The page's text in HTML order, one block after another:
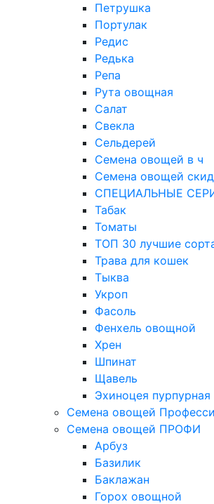
Петрушка
Портулак
Редис
Редька
Репа
Рута овощная
Салат
Свекла
Сельдерей
Семена овощей в ч
Семена овощей
СПЕЦИАЛЬНЫЕ
Табак
Томаты
ТОП 30 лучшие
Трава для кошек
Тыква
Укроп
Фасоль
Фенхель овощной
Хрен
Шпинат
Щавель
Эхиноцея пурпурная
Семена овощей
Семена овощей ПРОФИ
Арбуз
Базилик
Баклажан
Горох овощной